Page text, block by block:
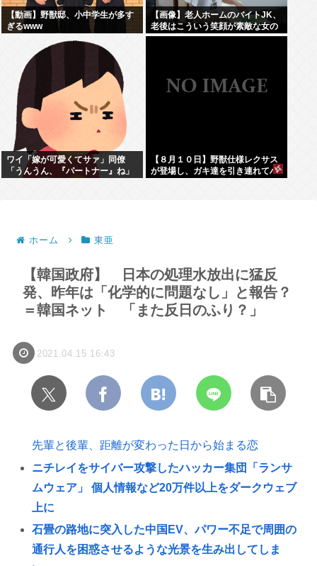
【動画】野獣邸、小中学生が多す
ぎるwww
【画像】老人ホームのバイトJK、
老後はこういう笑顔が素敵な女の
子に介護されたいよな
ワイ「嫁が可愛くてサァ」同僚
「うんうん、『パートナー』ね」
【８月１０日】野獣仕様レクサス
が登場し、ガキ達を引き連れてハ
ホーム 東亜
【韓国政府】 日本の処理水放出に猛反
発、昨年は「化学的に問題なし」と報告？
＝韓国ネット 「また反日のふり？」
2021.04.15 16:43
先輩と後輩、距離が変わった日から始まる恋
ニチレイをサイバー攻撃したハッカー集団「ランサ
ムウェア」 個人情報など20万件以上をダークウェブ
上に
石畳の路地に突入した中国EV、パワー不足で周囲の
通行人を困惑させるような光景を生み出してしま